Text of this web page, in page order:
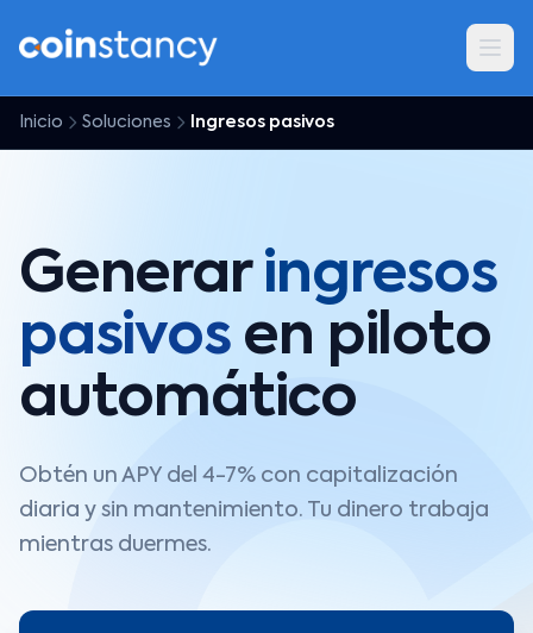
Inicio Soluciones Ingresos pasivos
Generar ingresos
pasivosen piloto
automático
Obtén un APY del 4-7% con capitalización
diaria y sin mantenimiento. Tu dinero trabaja
mientras duermes.